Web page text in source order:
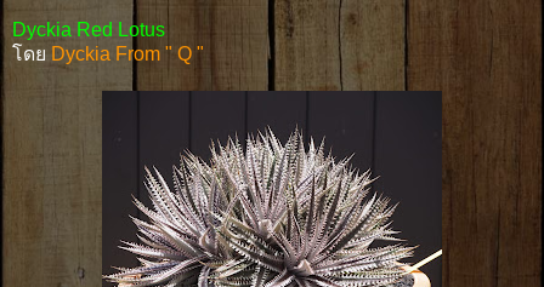
Dyckia Red Lotus
โดย Dyckia From " Q "